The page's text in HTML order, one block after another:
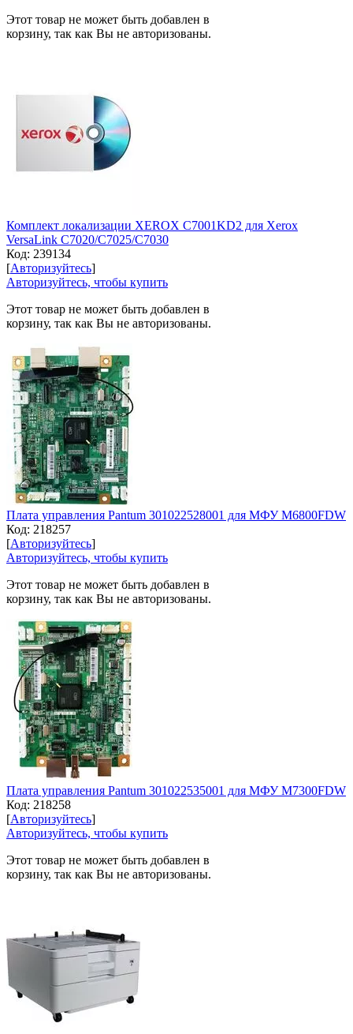
Этот товар не может быть добавлен в
корзину, так как Вы не авторизованы.
Комплект локализации XEROX C7001KD2 для Xerox
VersaLink C7020/С7025/С7030
Код: 239134
[Авторизуйтесь]
Авторизуйтесь, чтобы купить
Этот товар не может быть добавлен в
корзину, так как Вы не авторизованы.
Плата управления Pantum 301022528001 для МФУ M6800FDW
Код: 218257
[Авторизуйтесь]
Авторизуйтесь, чтобы купить
Этот товар не может быть добавлен в
корзину, так как Вы не авторизованы.
Плата управления Pantum 301022535001 для МФУ M7300FDW
Код: 218258
[Авторизуйтесь]
Авторизуйтесь, чтобы купить
Этот товар не может быть добавлен в
корзину, так как Вы не авторизованы.